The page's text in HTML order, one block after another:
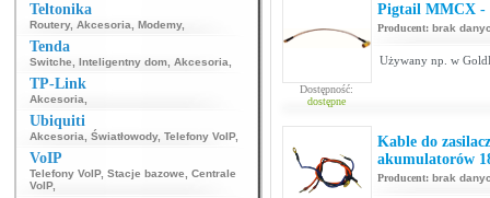
Teltonika
Routery, Akcesoria Modemy,
Tenda
Switche Inteligentny dom Akcesoria
TP-Link
Akcesoria
Ubiquiti
Akcesoria Światłowody, Telefony VoIP,
VoIP
Telefony VoIP, Stacje bazowe
Centrale
VoIP,
Dostępność:
dostępne
Pigtail MMCX -
Producent: brak
Używany np. w
Kable do
akumulatorów
Producent: brak